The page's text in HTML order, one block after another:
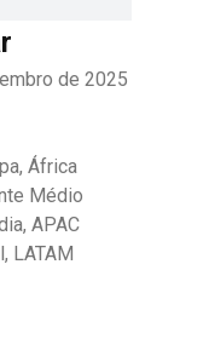
de 2025
África
Médio
APAC
LATAM